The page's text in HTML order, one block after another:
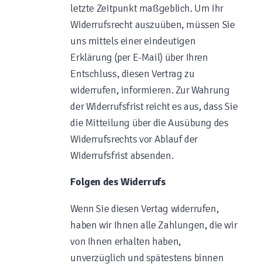
letzte Zeitpunkt maßgeblich. Um Ihr
Widerrufsrecht auszuüben, müssen Sie
uns mittels einer eindeutigen
Erklärung (per E-Mail) über Ihren
Entschluss, diesen Vertrag zu
widerrufen, informieren. Zur Wahrung
der Widerrufsfrist reicht es aus, dass Sie
die Mitteilung über die Ausübung des
Widerrufsrechts vor Ablauf der
Widerrufsfrist absenden.
Folgen des Widerrufs
Wenn Sie diesen Vertag widerrufen,
haben wir Ihnen alle Zahlungen, die wir
von Ihnen erhalten haben,
unverzüglich und spätestens binnen